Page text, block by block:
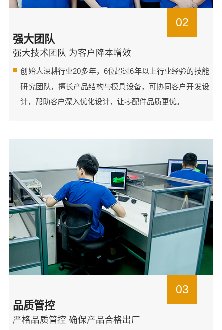
02
强大团队
强大技术团队 为客户降本增效
创始人深耕行业20多年，6位超过6年以上行业经验的技能
研究团队，擅长产品结构与模具设备，可协同客户开发设
计，帮助客户深入优化设计，让零配件品质更优。
03
品质管控
严格品质管控 确保产品合格出厂